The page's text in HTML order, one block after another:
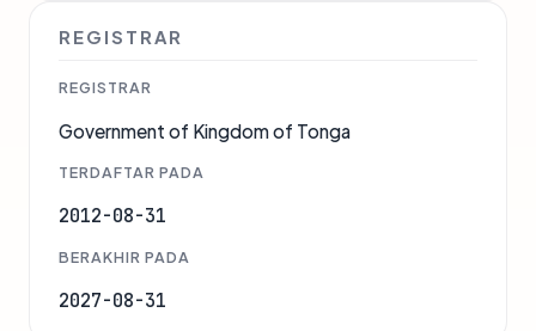
REGISTRAR
REGISTRAR
Government of Kingdom of Tonga
TERDAFTAR PADA
2012-08-31
BERAKHIR PADA
2027-08-31